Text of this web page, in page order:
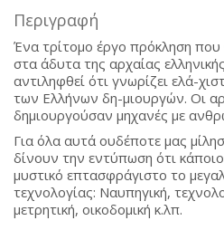
Περιγραφή
Ένα τρίτομο έργο πρόκληση που
στα άδυτα της αρχαίας
αντιληφθεί ότι γνωρίζει ελά-
των Ελλήνων δη-μιουργών. Οι
δημιουργούσαν μηχανές με
Για όλα αυτά ουδέποτε μας
δίνουν την εντύπωση ότι
μυστικό επτασφράγιστο το
τεχνολογίας: Ναυπηγική,
μετρητική, οικοδομική κ.λπ.